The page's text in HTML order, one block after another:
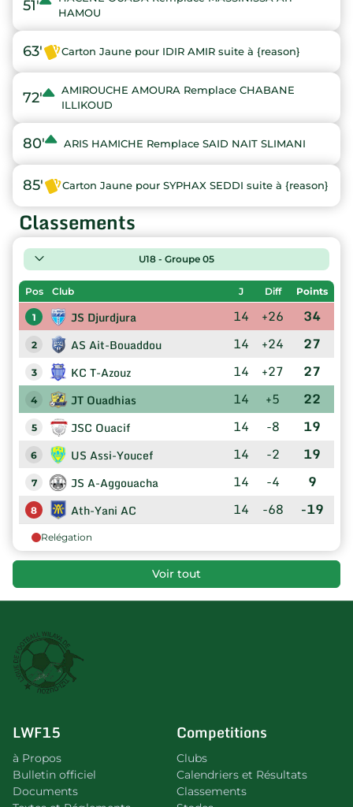
51'
HAMOU
63' Carton Jaune pour IDIR AMIR suite à {reason}
72'
AMIROUCHE AMOURA Remplace CHABANE
ILLIKOUD
80' ARIS HAMICHE Remplace SAID NAIT SLIMANI
85' Carton Jaune pour SYPHAX SEDDI suite à {reason}
Classements
U18 - Groupe 05
Pos Club J Diff Points
1 JS Djurdjura 14 +26 34
2 AS Ait-Bouaddou 14 +24 27
3 KC T-Azouz 14 +27 27
4 JT Ouadhias 14 +5 22
5 JSC Ouacif 14 -8 19
6 US Assi-Youcef 14 -2 19
7 JS A-Aggouacha 14 -4 9
8 Ath-Yani AC 14 -68 -19
Relégation
Voir tout
LWF15
à Propos
Bulletin officiel
Documents
Competitions
Clubs
Calendriers et Résultats
Classements